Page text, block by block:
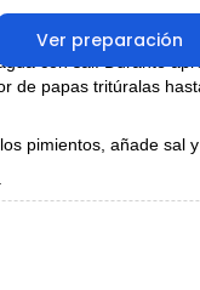
Ver preparación
con sal. Durante
de papas tritúralas
pimientos, añade sal